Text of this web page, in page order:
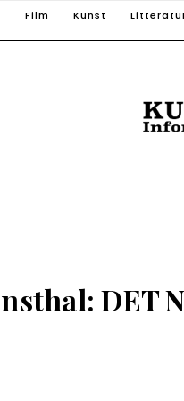
Film Kunst
DET